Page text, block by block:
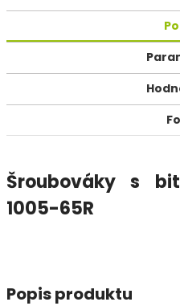
Šroubováky s
1005-65R
Popis produktu